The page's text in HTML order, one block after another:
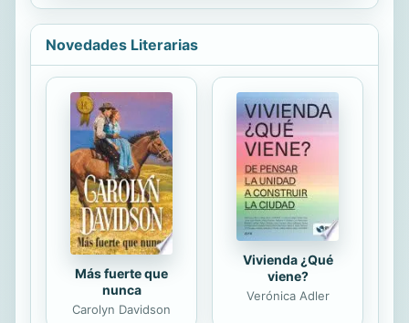
perseguido o maltratado por las
la interpretación del rostro. En este
libro los autores explican paso a
encontraron que al descifrar los
principios de balance y simetría
presentes en nuestra propia
fisionomía descubrimos aspectos
sorprendentes sobre de nuestra
forma de actuar y relacionarnos con
los demás. Más allá de lo que se
puede...
Novedades Literarias
Más fuerte que
nunca
Carolyn Davidson
Vivienda ¿Qué
viene?
Verónica Adler